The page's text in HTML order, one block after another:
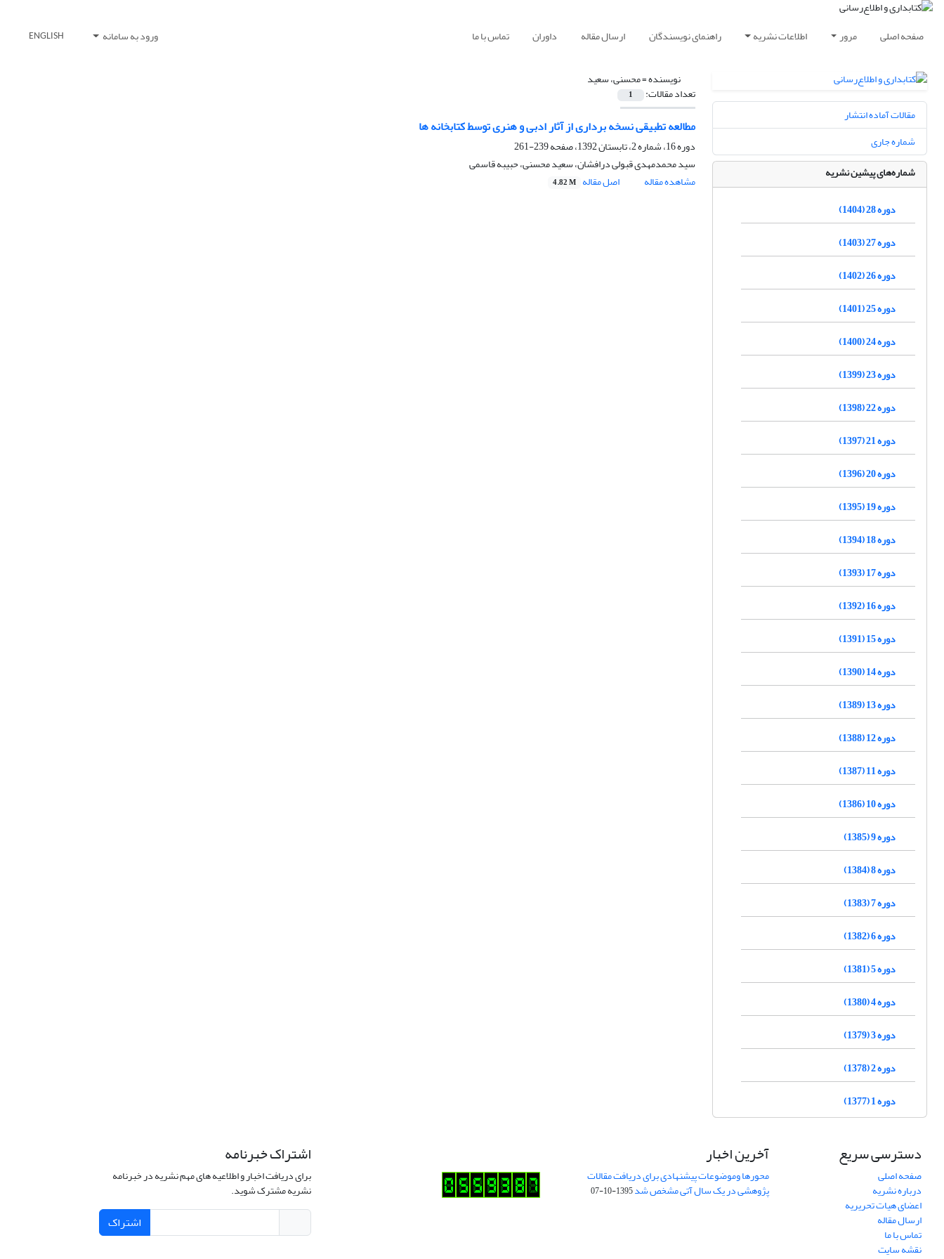
صفحه اصلی مرور اطلاعات نشریه راهنمای نویسندگان ارسال مقاله داوران تماس با ما ورود به سامانه ENGLISH
نویسنده =محسنی، سعید
تعداد مقالات: 1
مطالعه تطبیقی نسخه برداری از آثار ادبی و هنری توسط کتابخانه ها
دوره 16، شماره 2، تابستان 1392، صفحه
239-261
سید محمدمهدی قبولی درافشان، سعید محسنی، حبیبه قاسمی
مشاهده مقاله
اصل مقاله 4.82 M
مقالات آماده انتشار
شماره جاری
شماره‌های پیشین نشریه
دوره 28 (1404)
دوره 27 (1403)
دوره 26 (1402)
دوره 25 (1401)
دوره 24 (1400)
دوره 23 (1399)
دوره 22 (1398)
دوره 21 (1397)
دوره 20 (1396)
دوره 19 (1395)
دوره 18 (1394)
دوره 17 (1393)
دوره 16 (1392)
دوره 15 (1391)
دوره 14 (1390)
دوره 13 (1389)
دوره 12 (1388)
دوره 11 (1387)
دوره 10 (1386)
دوره 9 (1385)
دوره 8 (1384)
دوره 7 (1383)
دوره 6 (1382)
دوره 5 (1381)
دوره 4 (1380)
دوره 3 (1379)
دوره 2 (1378)
دوره 1 (1377)
دسترسی سریع
صفحه اصلی
درباره نشریه
اعضای هیات تحریریه
ارسال مقاله
تماس با ما
نقشه سایت
آخرین اخبار
محورها وموضوعات پیشنهادی برای دریافت مقالات
پژوهشی در یک سال آتی مشخص شد1395-10-07
اشتراک خبرنامه
برای دریافت اخبار و اطلاعیه های مهم نشریه در خبرنامه
نشریه مشترک شوید.
اشتراک